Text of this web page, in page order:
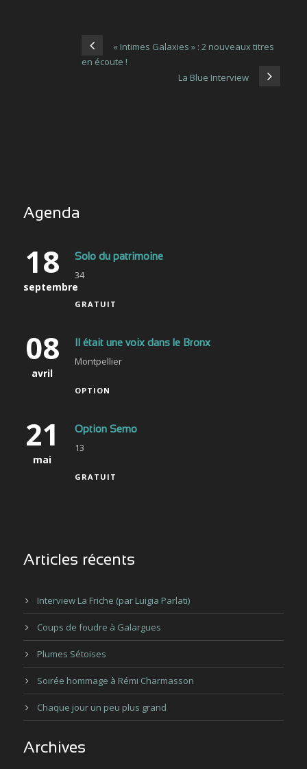
« Intimes Galaxies » : 2 nouveaux titres
en écoute !
La Blue Interview
Agenda
18
septembre
Solo du patrimoine
34
GRATUIT
08
avril
Il était une voix dans le Bronx
Montpellier
OPTION
21
mai
Option Semo
13
GRATUIT
Articles récents
Interview La Friche (par Luigia Parlati)
Coups de foudre à Galargues
Plumes Sétoises
Soirée hommage à Rémi Charmasson
Chaque jour un peu plus grand
Archives